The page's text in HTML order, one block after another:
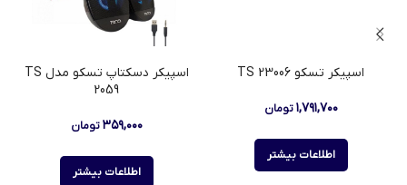
اسپیکر تسکو TS 23006
۱,۷۹۱,۷۰۰ تومان
اطلاعات بیشتر
اسپیکر دسکتاپ تسکو مدل TS
2059
۳۵۹,۰۰۰ تومان
اطلاعات بیشتر